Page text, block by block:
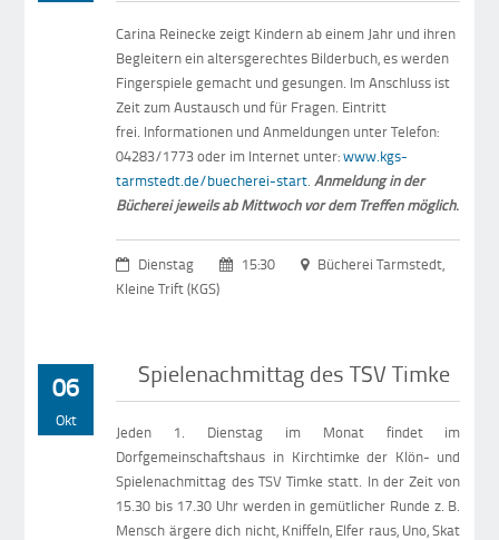
Carina Reinecke zeigt Kindern ab einem Jahr und ihren
Begleitern ein altersgerechtes Bilderbuch, es werden
Fingerspiele gemacht und gesungen. Im Anschluss ist
Zeit zum Austausch und für Fragen. Eintritt
frei. Informationen und Anmeldungen unter Telefon:
04283/1773 oder im Internet unter:www.kgs-
tarmstedt.de/buecherei-start.Anmeldung in der
Bücherei jeweils ab Mittwoch vor dem Treffen möglich.
Dienstag 15:30
Bücherei Tarmstedt,
Kleine Trift (KGS)
06
Okt
Spielenachmittag des TSV Timke
Jeden 1. Dienstag im Monat findet im
Dorfgemeinschaftshaus in Kirchtimke der Klön- und
Spielenachmittag des TSV Timke statt. In der Zeit von
15.30 bis 17.30 Uhr werden in gemütlicher Runde z. B.
Mensch ärgere dich nicht, Kniffeln, Elfer raus, Uno, Skat